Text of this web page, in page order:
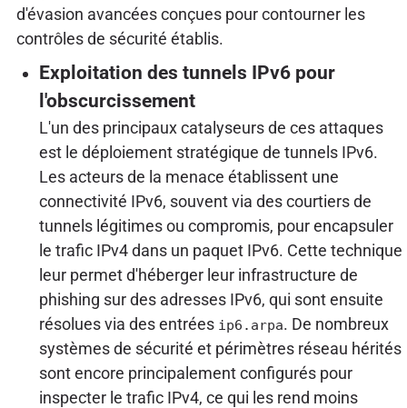
d'évasion avancées conçues pour contourner les
contrôles de sécurité établis.
Exploitation des tunnels IPv6 pour
l'obscurcissement
L'un des principaux catalyseurs de ces attaques
est le déploiement stratégique de tunnels IPv6.
Les acteurs de la menace établissent une
connectivité IPv6, souvent via des courtiers de
tunnels légitimes ou compromis, pour encapsuler
le trafic IPv4 dans un paquet IPv6. Cette technique
leur permet d'héberger leur infrastructure de
phishing sur des adresses IPv6, qui sont ensuite
résolues via des entrées ip6.arpa. De nombreux
systèmes de sécurité et périmètres réseau hérités
sont encore principalement configurés pour
inspecter le trafic IPv4, ce qui les rend moins